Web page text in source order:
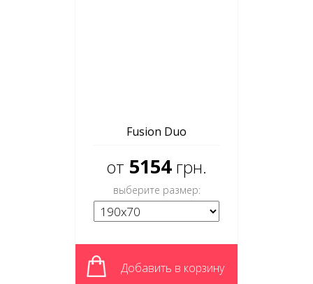
Fusion Duo
от 5154 грн.
выберите размер:
Добавить в корзину